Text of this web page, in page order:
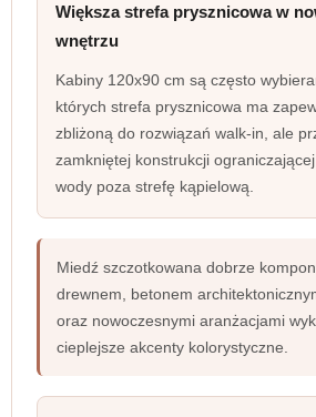
Większa strefa prysznicowa w
wnętrzu
Kabiny 120x90 cm są często
których strefa prysznicowa ma
zbliżoną do rozwiązań walk-in, ale
zamkniętej konstrukcji
wody poza strefę kąpielową.
Miedź szczotkowana dobrze
drewnem, betonem
oraz nowoczesnymi aranżacjami
cieplejsze akcenty kolorystyczne.